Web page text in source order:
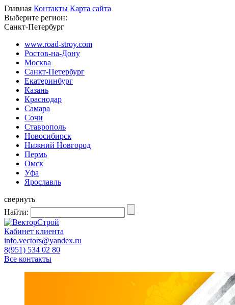
Главная Контакты Карта сайта
Выберите регион:
Санкт-Петербург
www.road-stroy.com
Ростов-на-Дону
Москва
Санкт-Петербург
Екатеринбург
Казань
Краснодар
Самара
Сочи
Ставрополь
Новосибирск
Нижний Новгород
Пермь
Омск
Уфа
Ярославль
свернуть
Найти:
Кабинет клиента
info.vectors@yandex.ru
8(951) 534 02 80
Все контакты